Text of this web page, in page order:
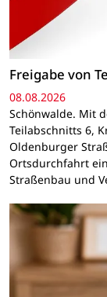
Freigabe von
08.08.2026
Schönwalde. Mit
Teilabschnitts 6,
Oldenburger
Ortsdurchfahrt
Straßenbau und